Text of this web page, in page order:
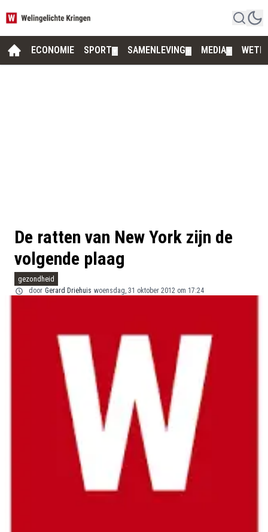
ECONOMIE SPORT SAMENLEVING MEDIA
De ratten van New York zijn de
volgende plaag
gezondheid
door Gerard Driehuis woensdag, 31 oktober 2012 om 17:24